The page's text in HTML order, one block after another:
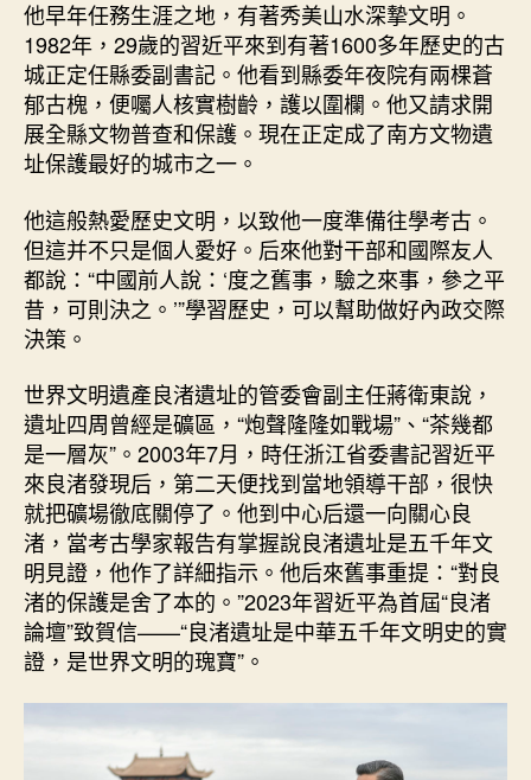
他早年任務生涯之地，有著秀美山水深摯文明。
1982年，29歲的習近平來到有著1600多年歷史的古
城正定任縣委副書記。他看到縣委年夜院有兩棵蒼
郁古槐，便囑人核實樹齡，護以圍欄。他又請求開
展全縣文物普查和保護。現在正定成了南方文物遺
址保護最好的城市之一。
他這般熱愛歷史文明，以致他一度準備往學考古。
但這并不只是個人愛好。后來他對干部和國際友人
都說：“中國前人說：‘度之舊事，驗之來事，參之平
昔，可則決之。’”學習歷史，可以幫助做好內政交際
決策。
世界文明遺產良渚遺址的管委會副主任蔣衛東說，
遺址四周曾經是礦區，“炮聲隆隆如戰場”、“茶幾都
是一層灰”。2003年7月，時任浙江省委書記習近平
來良渚發現后，第二天便找到當地領導干部，很快
就把礦場徹底關停了。他到中心后還一向關心良
渚，當考古學家報告有掌握說良渚遺址是五千年文
明見證，他作了詳細指示。他后來舊事重提：“對良
渚的保護是舍了本的。”2023年習近平為首屆“良渚
論壇”致賀信——“良渚遺址是中華五千年文明史的實
證，是世界文明的瑰寶”。